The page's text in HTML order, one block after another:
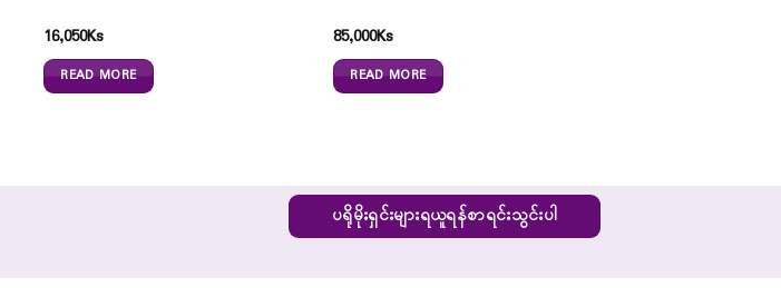
16,050Ks
READ MORE
85,000Ks
READ MORE
ပရိုမိုးရှင်းများရယူရန်စာရင်းသွင်းပါ